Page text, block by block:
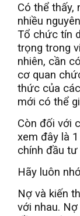
Có thể thấy,
nhiều
Tổ chức tín
trọng trong
nhiên, cần
cơ quan
thức của
mới có thể
Còn đối với
xem đây là
chính đầu
Hãy luôn
Nợ và kiến
với nhau.